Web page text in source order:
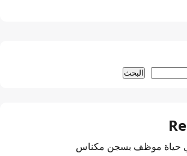
البحث
حياة موظف بسجن مكناس